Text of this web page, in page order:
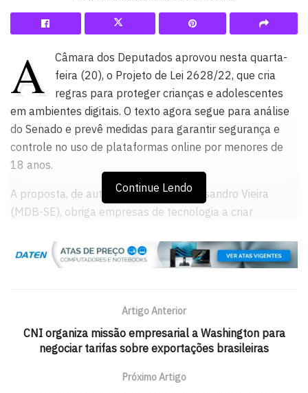
A
Câmara dos Deputados aprovou nesta quarta-
feira (20), o Projeto de Lei 2628/22, que cria
regras para proteger crianças e adolescentes
em ambientes digitais. O texto agora segue para análise
do Senado e prevê medidas para garantir segurança e
controle no uso de plataformas online por menores de
18 anos.
A proposta, de autoria do senador Alessandro Vieira
(MDB-SE), obriga empresas de tecnologia a criar
serviços por crianças e adolescentes, quando não forem
desenvolvidos para esse público. Também prevê
O projeto define como conteúdos impróprios para
sexual; violência física, intimidação sistemática virtual e
Continue Lendo
Artigo Anterior
CNI organiza missão empresarial a Washington para
negociar tarifas sobre exportações brasileiras
Próximo Artigo